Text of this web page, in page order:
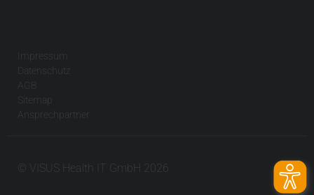
Impressum
Datenschutz
AGB
Sitemap
Ansprechpartner
© VISUS Health IT GmbH 2026